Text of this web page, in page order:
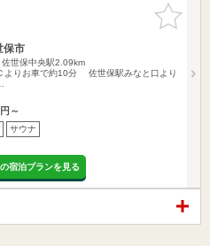
お気に入
りに追加
保市
佐世保中央駅2.09km
よりお車で約10分 佐世保駅みなと口より
～
サウナ
宿泊プランを見る